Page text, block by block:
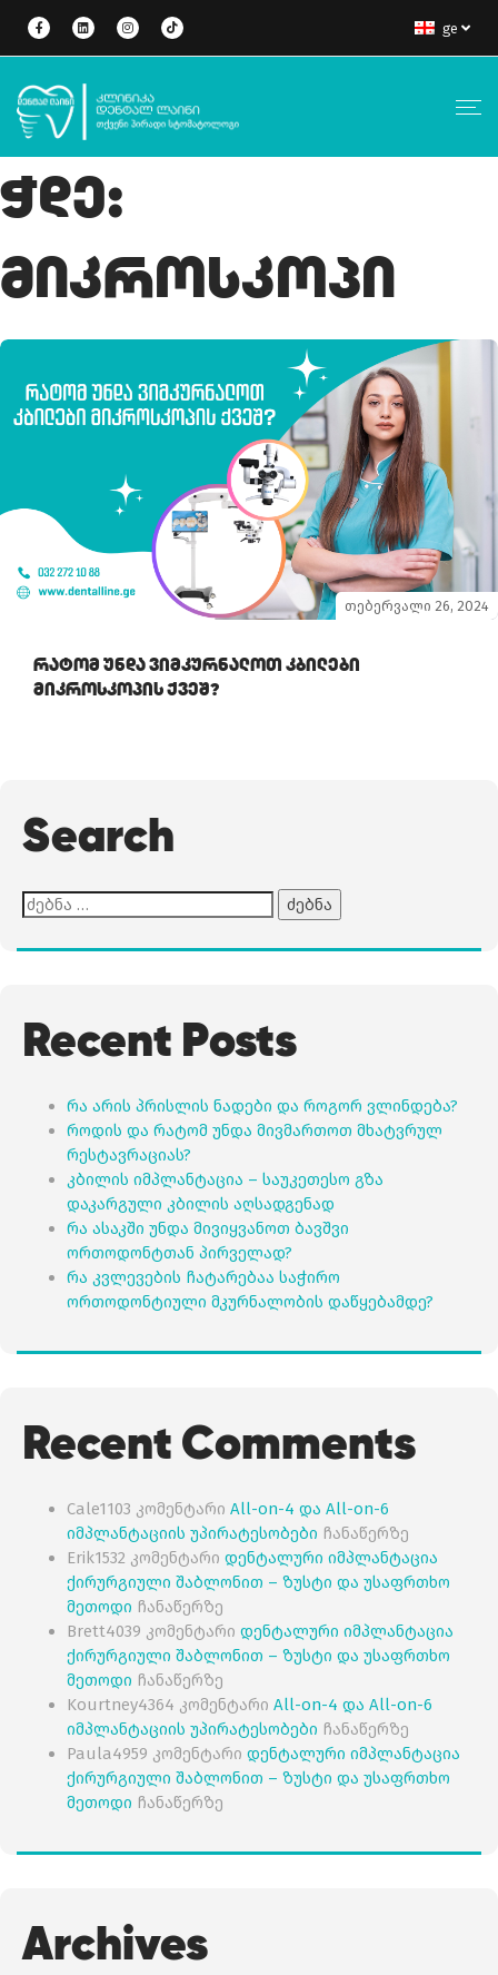
ge
Ჭდე:
Მიკროსკოპი
თებერვალი 26, 2024
Რატომ Უნდა Ვიმკურნალოთ Კბილები
Მიკროსკოპის Ქვეშ?
Search
ძებნა:
Recent Posts
რა არის პრისლის ნადები და როგორ ვლინდება?
როდის და რატომ უნდა მივმართოთ მხატვრულ
რესტავრაციას?
კბილის იმპლანტაცია – საუკეთესო გზა
დაკარგული კბილის აღსადგენად
რა ასაკში უნდა მივიყვანოთ ბავშვი
ორთოდონტთან პირველად?
რა კვლევების ჩატარებაა საჭირო
ორთოდონტიული მკურნალობის დაწყებამდე?
Recent Comments
Cale1103 კომენტარი All-on-4 და All-on-6
იმპლანტაციის უპირატესობები ჩანაწერზე
Erik1532 კომენტარი დენტალური იმპლანტაცია
ქირურგიული შაბლონით – ზუსტი და უსაფრთხო
მეთოდი ჩანაწერზე
Brett4039 კომენტარი დენტალური იმპლანტაცია
ქირურგიული შაბლონით – ზუსტი და უსაფრთხო
მეთოდი ჩანაწერზე
Kourtney4364 კომენტარი All-on-4 და All-on-6
იმპლანტაციის უპირატესობები ჩანაწერზე
Paula4959 კომენტარი დენტალური იმპლანტაცია
ქირურგიული შაბლონით – ზუსტი და უსაფრთხო
მეთოდი ჩანაწერზე
Archives